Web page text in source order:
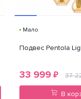
Мало
Подвес Pentola
33 999 ₽ 37
В